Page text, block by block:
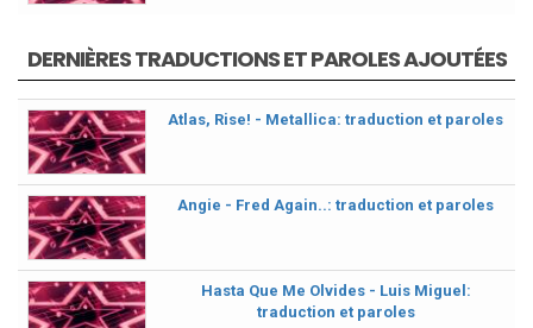
DERNIÈRES TRADUCTIONS ET PAROLES AJOUTÉES
Atlas, Rise! - Metallica: traduction et paroles
Angie - Fred Again..: traduction et paroles
Hasta Que Me Olvides - Luis Miguel:
traduction et paroles